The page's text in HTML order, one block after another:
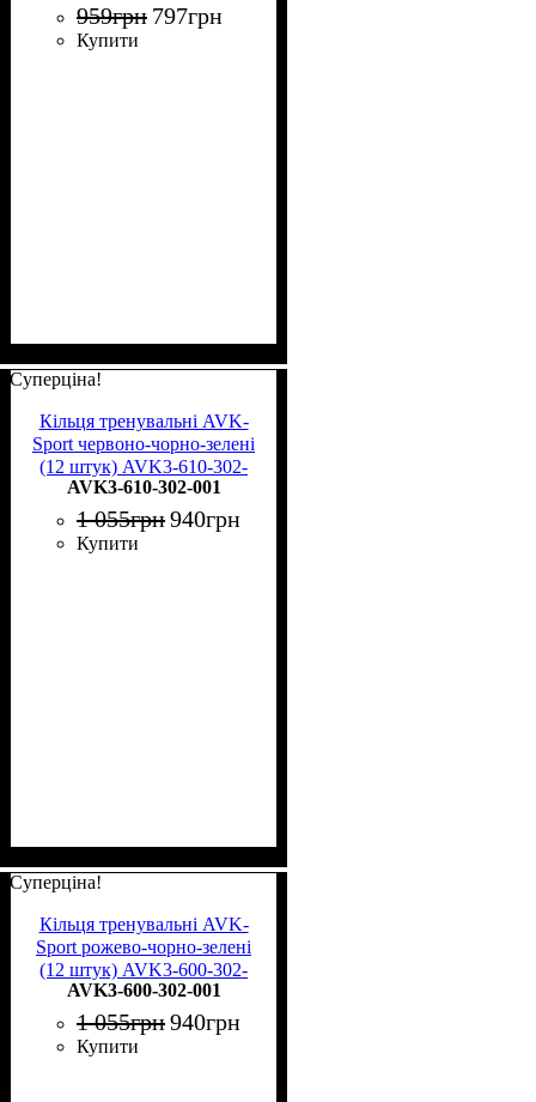
959грн 797грн
Купити
Суперціна!
Кільця тренувальні AVK-
Sport червоно-чорно-зелені
(12 штук) AVK3-610-302-
001
AVK3-610-302-001
1 055грн940грн
Купити
Суперціна!
Кільця тренувальні AVK-
Sport рожево-чорно-зелені
(12 штук) AVK3-600-302-
001
AVK3-600-302-001
1 055грн940грн
Купити